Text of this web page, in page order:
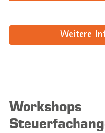
Weitere
Workshops